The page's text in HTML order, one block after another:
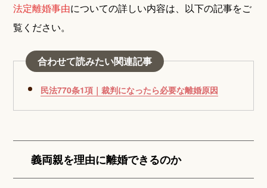
法定離婚事由についての詳しい内容は、以下の記事をご
覧ください。
合わせて読みたい関連記事
民法770条1項｜裁判になったら必要な離婚原因
義両親を理由に離婚できるのか